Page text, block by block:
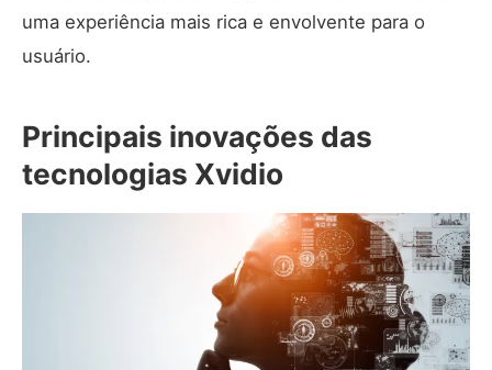
uma experiência mais rica e envolvente para o
usuário.
Principais inovações das
tecnologias Xvidio